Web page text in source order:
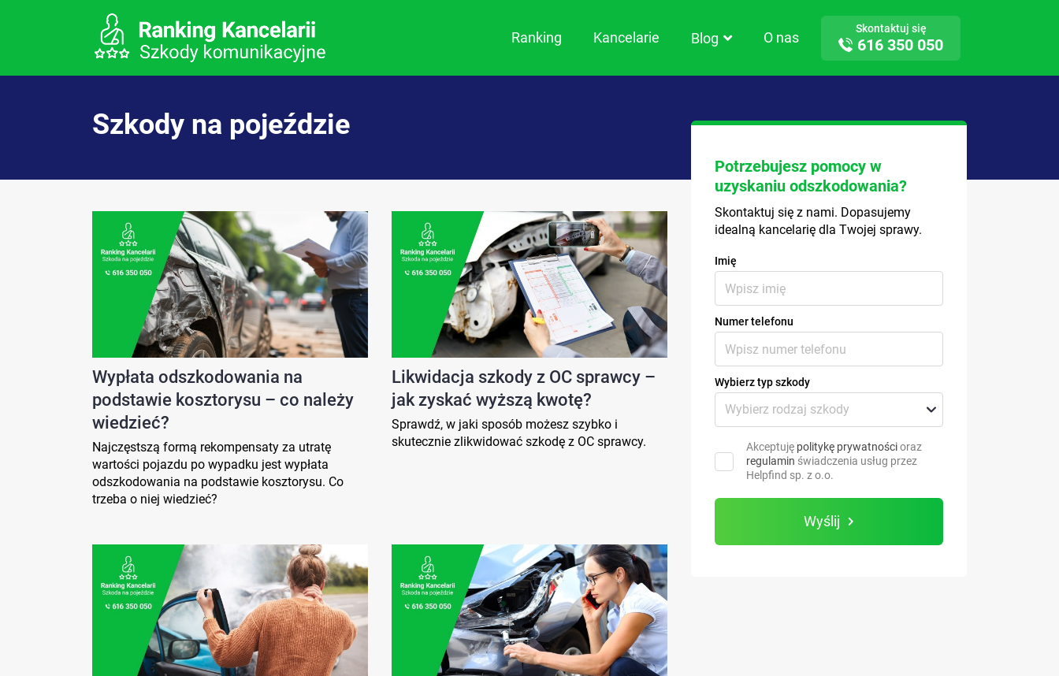
Ranking Kancelarie Blog O nas
Skontaktuj się
616 350 050
Szkody na pojeździe
Wypłata odszkodowania na
podstawie kosztorysu – co należy
wiedzieć?
Najczęstszą formą rekompensaty za utratę
wartości pojazdu po wypadku jest wypłata
odszkodowania na podstawie kosztorysu. Co
trzeba o niej wiedzieć?
Likwidacja szkody z OC sprawcy –
jak zyskać wyższą kwotę?
Sprawdź, w jaki sposób możesz szybko i
skutecznie zlikwidować szkodę z OC sprawcy.
Potrzebujesz pomocy w
uzyskaniu odszkodowania?
Skontaktuj się z nami. Dopasujemy
idealną kancelarię dla Twojej sprawy.
Imię
Numer telefonu
Wybierz typ szkody
Akceptuję politykę prywatnościoraz
regulamin świadczenia usług przez
Helpfind sp. z o.o.
Wyślij